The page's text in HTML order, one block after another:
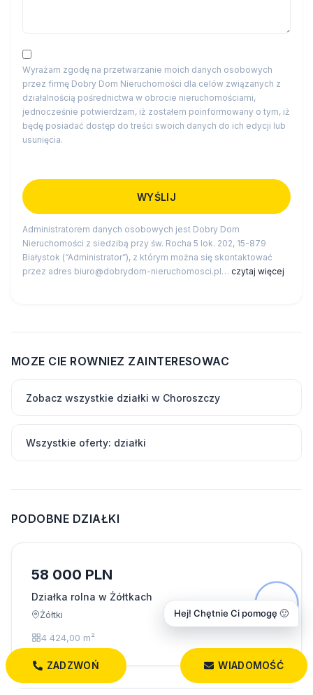
Wyrażam zgodę na przetwarzanie moich danych osobowych
przez firmę Dobry Dom Nieruchomości dla celów związanych z
działalnością pośrednictwa w obrocie nieruchomościami,
jednocześnie potwierdzam, iż zostałem poinformowany o tym, iż
będę posiadać dostęp do treści swoich danych do ich edycji lub
usunięcia.
Administratorem danych osobowych jest Dobry Dom
Nieruchomości z siedzibą przy św. Rocha 5 lok. 202, 15-879
Białystok (“Administrator”), z którym można się skontaktować
przez adres biuro@dobrydom-nieruchomosci.pl… czytaj więcej
MOZE CIE ROWNIEZ ZAINTERESOWAC
Zobacz wszystkie działki w Choroszczy
Wszystkie oferty: działki
PODOBNE DZIAŁKI
58 000 PLN
Działka rolna w Żółtkach
Żółtki
4 424,00 m²
ZADZWOŃ WIADOMOŚĆ
Hej! Chętnie Ci pomogę 🙂